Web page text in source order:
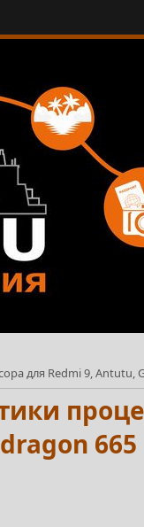
для Redmi 9, Antutu,
665